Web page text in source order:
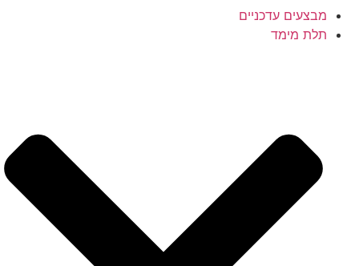
מבצעים עדכניים
תלת מימד